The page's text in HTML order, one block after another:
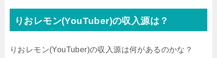
りおレモン(YouTuber)の収入源は？
りおレモン(YouTuber)の収入源は何があるのかな？